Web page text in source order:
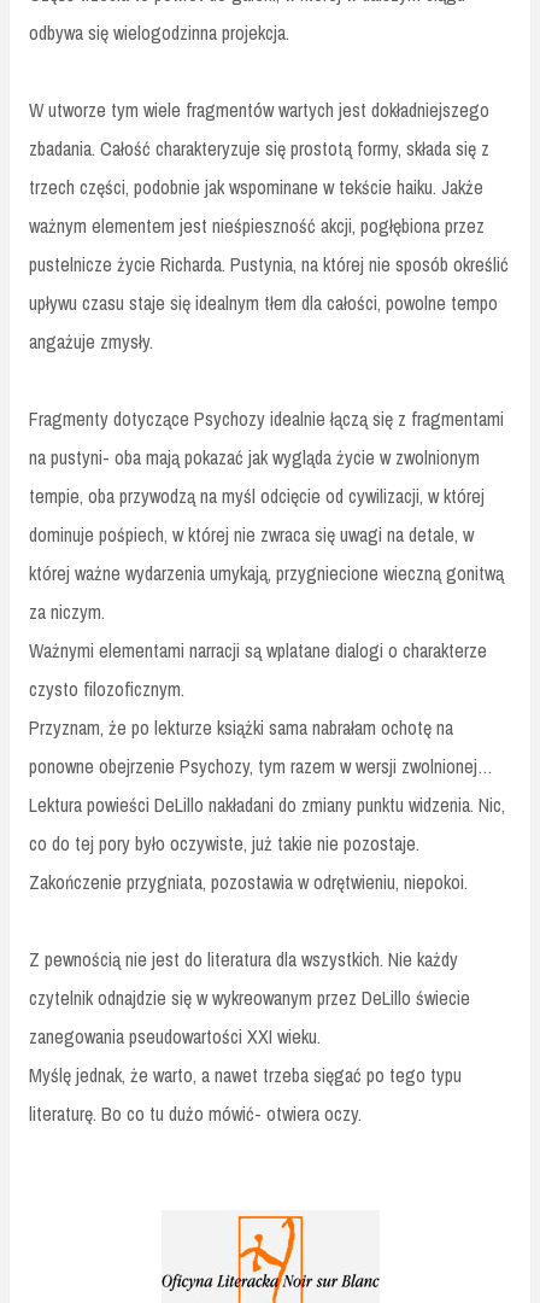
odbywa się wielogodzinna projekcja.
W utworze tym wiele fragmentów wartych jest dokładniejszego
zbadania. Całość charakteryzuje się prostotą formy, składa się z
trzech części, podobnie jak wspominane w tekście haiku. Jakże
ważnym elementem jest nieśpieszność akcji, pogłębiona przez
pustelnicze życie Richarda. Pustynia, na której nie sposób określić
upływu czasu staje się idealnym tłem dla całości, powolne tempo
angażuje zmysły.
Fragmenty dotyczące Psychozy idealnie łączą się z fragmentami
na pustyni- oba mają pokazać jak wygląda życie w zwolnionym
tempie, oba przywodzą na myśl odcięcie od cywilizacji, w której
dominuje pośpiech, w której nie zwraca się uwagi na detale, w
której ważne wydarzenia umykają, przygniecione wieczną gonitwą
za niczym.
Ważnymi elementami narracji są wplatane dialogi o charakterze
czysto filozoficznym.
Przyznam, że po lekturze książki sama nabrałam ochotę na
ponowne obejrzenie Psychozy, tym razem w wersji zwolnionej…
Lektura powieści DeLillo nakładani do zmiany punktu widzenia. Nic,
co do tej pory było oczywiste, już takie nie pozostaje.
Zakończenie przygniata, pozostawia w odrętwieniu, niepokoi.
Z pewnością nie jest do literatura dla wszystkich. Nie każdy
czytelnik odnajdzie się w wykreowanym przez DeLillo świecie
zanegowania pseudowartości XXI wieku.
Myślę jednak, że warto, a nawet trzeba sięgać po tego typu
literaturę. Bo co tu dużo mówić- otwiera oczy.